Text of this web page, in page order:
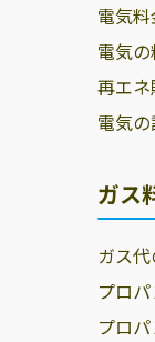
電気
電気
再エ
電気
ガス
ガス
プロ
プロ